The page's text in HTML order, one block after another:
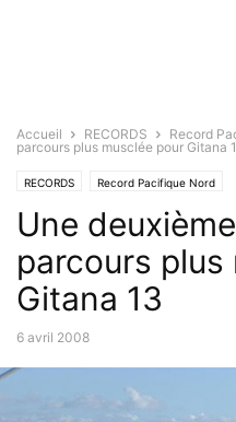
Accueil RECORDS Record
parcours plus musclée pour Gitana
RECORDS Record Pacifique Nord
Une
parcours
Gitana 13
6 avril 2008